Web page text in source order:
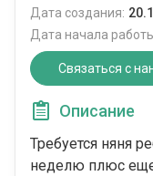
Дата создания:
Дата начала
Связаться с
Описание
Требуется няня
неделю плюс